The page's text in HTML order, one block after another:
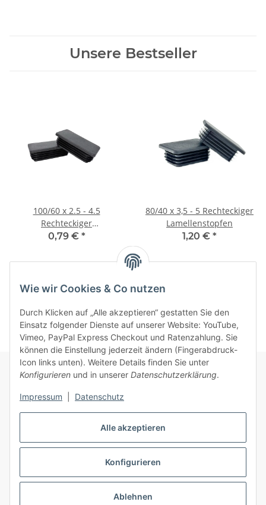
Alle akzeptieren
Konfigurieren
Ablehnen
Wie wir Cookies & Co nutzen
Durch Klicken auf „Alle akzeptieren“ gestatten Sie den
Einsatz folgender Dienste auf unserer Website: YouTube,
Vimeo, PayPal Express Checkout und Ratenzahlung. Sie
können die Einstellung jederzeit ändern (Fingerabdruck-
Icon links unten). Weitere Details finden Sie unter
Konfigurieren und in unserer Datenschutzerklärung.
Impressum Datenschutz
Unsere Bestseller
100/60 x 2.5 - 4.5
Rechteckiger
Lamellenstopfen
0,79 € *
80/40 x 3,5 - 5 Rechteckiger
Lamellenstopfen
1,20 € *
Informationen
Gesetzliche Informationen
Vertrag widerrufen
* Alle Preise inkl. gesetzlicher USt., zzgl.Versand